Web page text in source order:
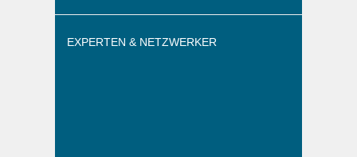
EXPERTEN & NETZWERKER